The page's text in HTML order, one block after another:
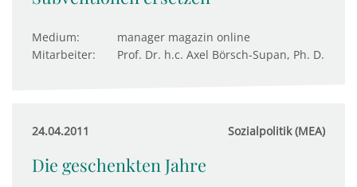
Medium:
manager magazin online
Mitarbeiter:
Prof. Dr. h.c. Axel Börsch-Supan, Ph. D.
24.04.2011 Sozialpolitik (MEA)
Die geschenkten Jahre